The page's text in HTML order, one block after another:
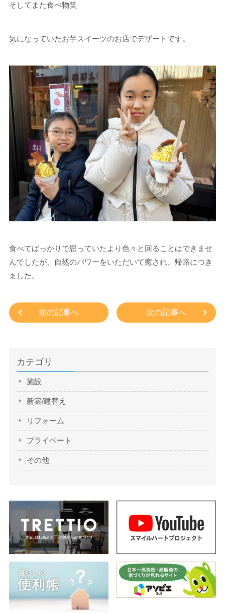
そしてまた食べ物笑
気になっていたお芋スイーツのお店でデザートです。
食べてばっかりで思っていたより色々と回ることはできませ
んでしたが、自然のパワーをいただいて癒され、帰路につき
ました。
前の記事へ 次の記事へ
カテゴリ
施設
新築/建替え
リフォーム
プライベート
その他